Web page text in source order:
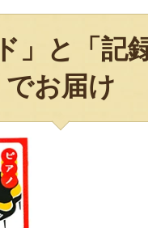
」と「記
でお届け